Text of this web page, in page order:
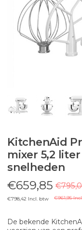
KitchenAid
mixer 5,2 liter
snelheden
€659,85
€798,42 Incl. btw €961,95
De bekende